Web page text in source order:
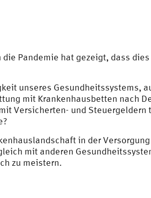
Pandemie hat gezeigt, dass
unseres Gesundheitssystems,
mit Krankenhausbetten nach
Versicherten- und
in der Versorgung
mit anderen
zu meistern.